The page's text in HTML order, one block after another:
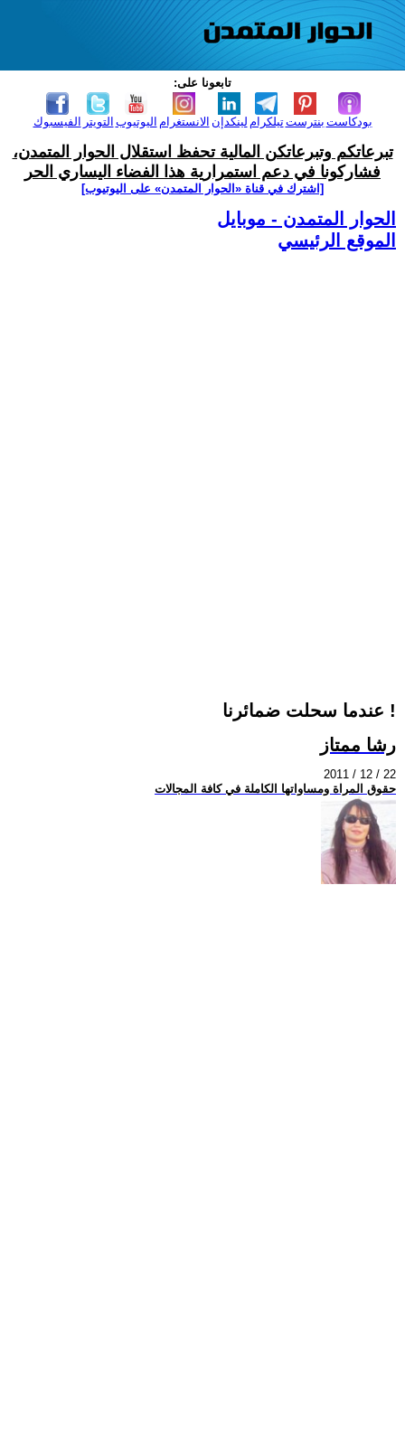
تابعونا على:
الفيسبوك التويتر اليوتيوب الانستغرام لينكدإن تيلكرامبنترست بودكاست
تبرعاتكم وتبرعاتكن المالية تحفظ استقلال الحوار المتمدن،
فشاركونا في دعم استمرارية هذا الفضاء اليساري الحر
[اشترك في قناة ‫«الحوار المتمدن» على اليوتيوب]
الحوار المتمدن - موبايل
الموقع الرئيسي
عندما سحلت ضمائرنا !
رشا ممتاز
2011 / 12 / 22
حقوق المراة ومساواتها الكاملة في كافة المجالات